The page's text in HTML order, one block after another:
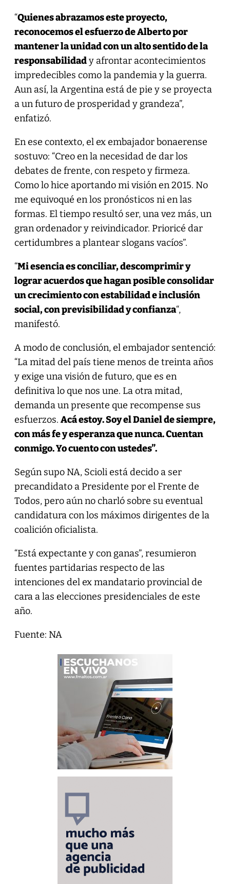
“Quienes abrazamos este proyecto,
reconocemos el esfuerzo de Alberto por
mantener la unidad con un alto sentido de la
responsabilidady afrontar acontecimientos
impredecibles como la pandemia y la guerra.
Aun así, la Argentina está de pie y se proyecta
a un futuro de prosperidad y grandeza”,
enfatizó.
En ese contexto, el ex embajador bonaerense
sostuvo: “Creo en la necesidad de dar los
debates de frente, con respeto y firmeza.
Como lo hice aportando mi visión en 2015. No
me equivoqué en los pronósticos ni en las
formas. El tiempo resultó ser, una vez más, un
gran ordenador y reivindicador. Prioricé dar
certidumbres a plantear slogans vacíos”.
“Mi esencia es conciliar, descomprimir y
lograr acuerdos que hagan posible consolidar
un crecimiento con estabilidad e inclusión
social, con previsibilidad y confianza“,
manifestó.
A modo de conclusión, el embajador sentenció:
“La mitad del país tiene menos de treinta años
y exige una visión de futuro, que es en
definitiva lo que nos une. La otra mitad,
demanda un presente que recompense sus
esfuerzos. Acá estoy. Soy el Daniel de siempre,
con más fe y esperanza que nunca. Cuentan
conmigo. Yocuento con ustedes”.
Según supo NA, Scioli está decido a ser
precandidato a Presidente por el Frente de
Todos, pero aún no charló sobre su eventual
candidatura con los máximos dirigentes de la
coalición oficialista.
“Está expectante y con ganas”, resumieron
fuentes partidarias respecto de las
intenciones del ex mandatario provincial de
cara a las elecciones presidenciales de este
año.
Fuente: NA